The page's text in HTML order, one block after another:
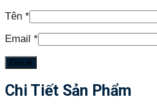
Tên *
Email *
Chi Tiết Sản Phẩm